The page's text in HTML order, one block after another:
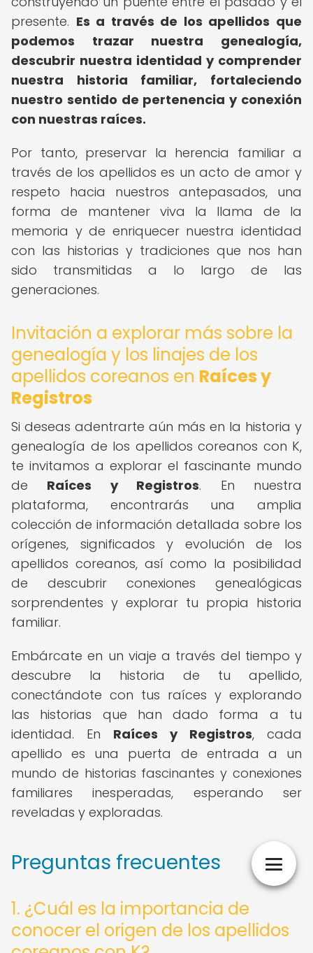
presente. Es a través de los apellidos que
podemos trazar nuestra genealogía,
descubrir nuestra identidad y comprender
nuestra historia familiar, fortaleciendo
nuestro sentido de pertenencia y conexión
con nuestras raíces.
Por tanto, preservar la herencia familiar a
través de los apellidos es un acto de amor y
respeto hacia nuestros antepasados, una
forma de mantener viva la llama de la
memoria y de enriquecer nuestra identidad
con las historias y tradiciones que nos han
sido transmitidas a lo largo de las
generaciones.
Invitación a explorar más sobre la
genealogía y los linajes de los
apellidos coreanos en Raíces y
Registros
Si deseas adentrarte aún más en la historia y
genealogía de los apellidos coreanos con K,
te invitamos a explorar el fascinante mundo
de Raíces y Registros. En nuestra
plataforma, encontrarás una amplia
colección de información detallada sobre los
orígenes, significados y evolución de los
apellidos coreanos, así como la posibilidad
de descubrir conexiones genealógicas
sorprendentes y explorar tu propia historia
familiar.
Embárcate en un viaje a través del tiempo y
descubre la historia de tu apellido,
conectándote con tus raíces y explorando
las historias que han dado forma a tu
identidad. En Raíces y Registros, cada
apellido es una puerta de entrada a un
mundo de historias fascinantes y conexiones
familiares inesperadas, esperando ser
reveladas y exploradas.
Preguntas frecuentes
1. ¿Cuál es la importancia de
conocer el origen de los apellidos